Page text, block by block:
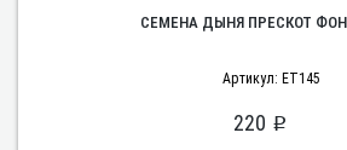
СЕМЕНА ДЫНЯ ПРЕСКОТ
Артикул: ET145
220 p